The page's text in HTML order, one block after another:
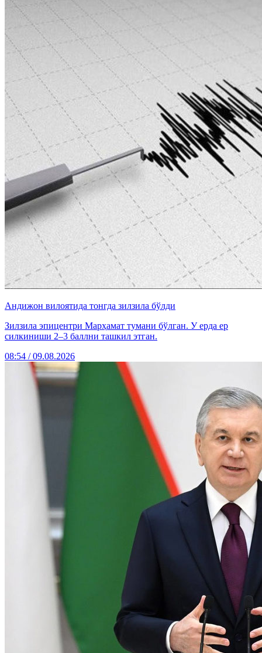
Андижон вилоятида тонгда зилзила бўлди
Зилзила эпицентри Марҳамат тумани бўлган. У ерда ер
силкиниши 2–3 баллни ташкил этган.
08:54 / 09.08.2026